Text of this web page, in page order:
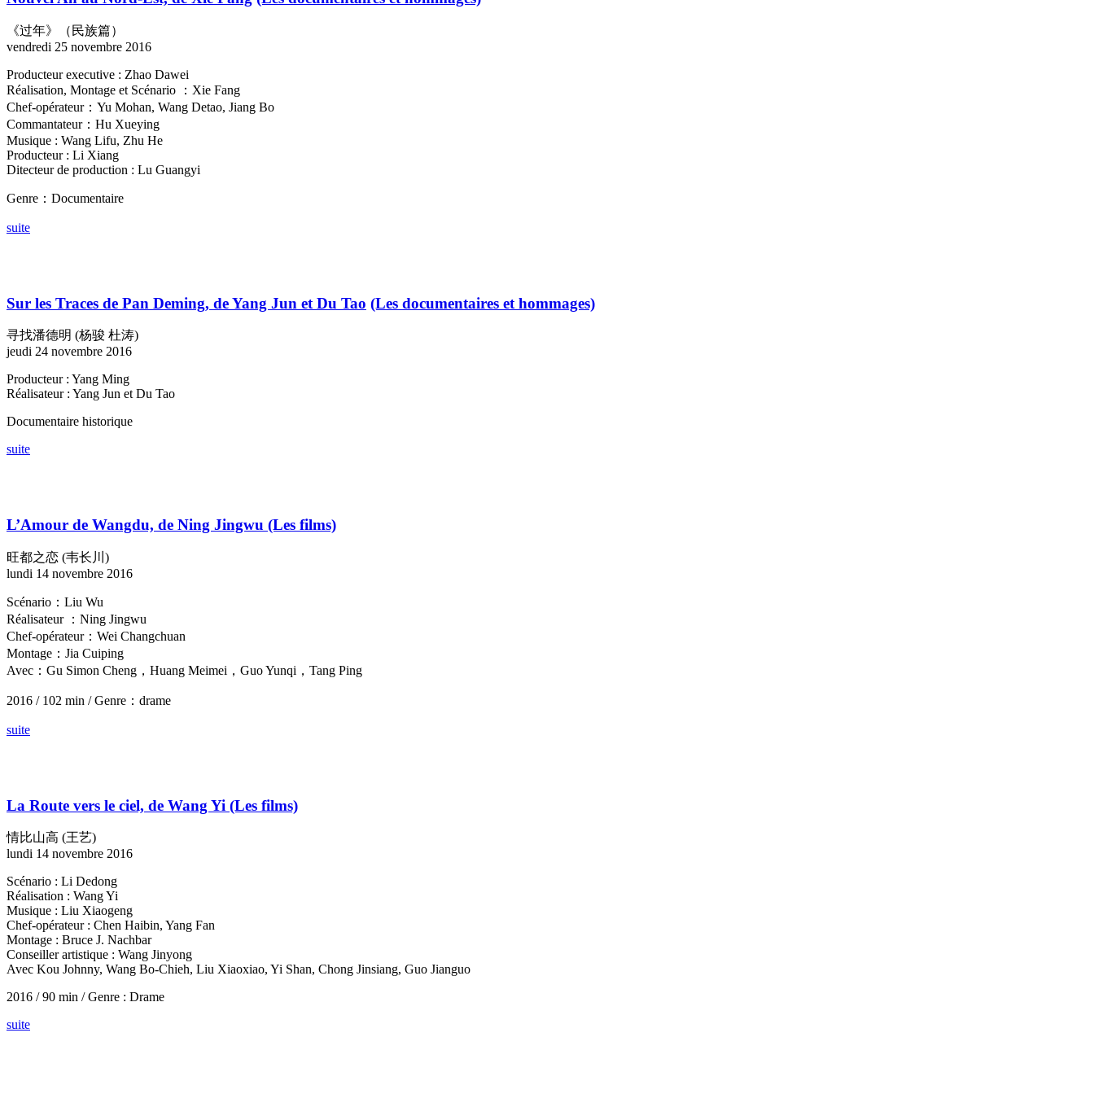
《过年》（民族篇）
vendredi 25 novembre 2016
Producteur executive : Zhao Dawei
Réalisation, Montage et Scénario ：Xie Fang
Chef-opérateur：Yu Mohan, Wang Detao, Jiang Bo
Commantateur：Hu Xueying
Musique : Wang Lifu, Zhu He
Producteur : Li Xiang
Ditecteur de production : Lu Guangyi
Genre：Documentaire
suite
Sur les Traces de Pan Deming, de Yang Jun et Du Tao (Les documentaires et hommages)
寻找潘德明 (杨骏 杜涛)
jeudi 24 novembre 2016
Producteur : Yang Ming
Réalisateur : Yang Jun et Du Tao
Documentaire historique
suite
L’Amour de Wangdu, de Ning Jingwu (Les films)
旺都之恋 (韦长川)
lundi 14 novembre 2016
Scénario：Liu Wu
Réalisateur ：Ning Jingwu
Chef-opérateur：Wei Changchuan
Montage：Jia Cuiping
Avec：Gu Simon Cheng，Huang Meimei，Guo Yunqi，Tang Ping
2016 / 102 min / Genre：drame
suite
La Route vers le ciel, de Wang Yi (Les films)
情比山高 (王艺)
lundi 14 novembre 2016
Scénario : Li Dedong
Réalisation : Wang Yi
Musique : Liu Xiaogeng
Chef-opérateur : Chen Haibin, Yang Fan
Montage : Bruce J. Nachbar
Conseiller artistique : Wang Jinyong
Avec Kou Johnny, Wang Bo-Chieh, Liu Xiaoxiao, Yi Shan, Chong Jinsiang, Guo Jianguo
2016 / 90 min / Genre : Drame
suite